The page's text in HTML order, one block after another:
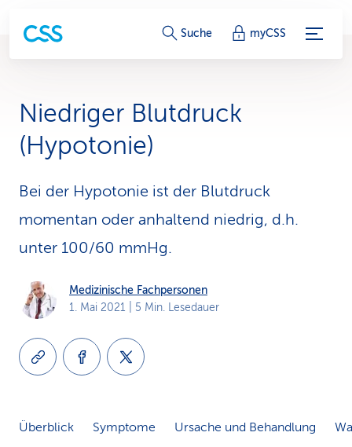
S
c
e
-
L
i
Suche myCSS
Niedriger Blutdruck
(Hypotonie)
Bei der Hypotonie ist der Blutdruck
momentan oder anhaltend niedrig, d.h.
unter 100/60 mmHg.
Medizinische Fachpersonen
1. Mai 2021 | 5 Min. Lesedauer
Überblick Symptome Ursache und Behandlung